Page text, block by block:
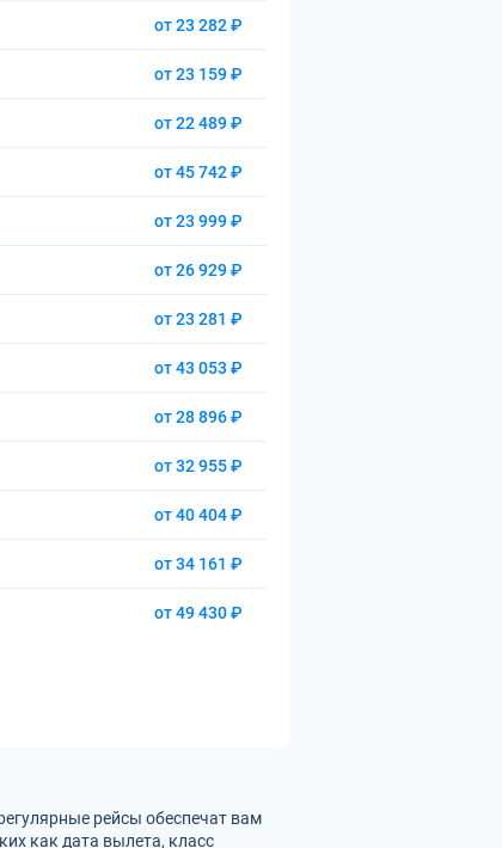
от 23 282 ₽
от 23 159 ₽
от 22 489 ₽
от 45 742 ₽
от 23 999 ₽
от 26 929 ₽
от 23 281 ₽
от 43 053 ₽
от 28 896 ₽
от 32 955 ₽
от 40 404 ₽
от 34 161 ₽
от 49 430 ₽
рейсы обеспечат вам
как дата вылета, класс